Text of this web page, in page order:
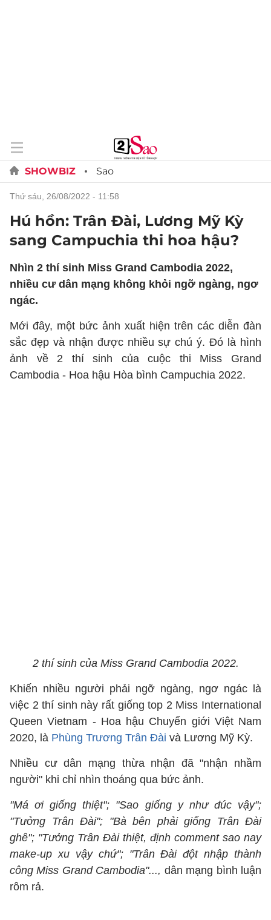
SHOWBIZ Sao
thứ sáu, 26/08/2022 - 11:58
Hú hồn: Trân Đài, Lương Mỹ Kỳ
sang Campuchia thi hoa hậu?
Nhìn 2 thí sinh Miss Grand Cambodia 2022,
nhiều cư dân mạng không khỏi ngỡ ngàng, ngơ
ngác.
Mới đây, một bức ảnh xuất hiện trên các diễn đàn
sắc đẹp và nhận được nhiều sự chú ý. Đó là hình
ảnh về 2 thí sinh của cuộc thi Miss Grand
Cambodia - Hoa hậu Hòa bình Campuchia 2022.
2 thí sinh của Miss Grand Cambodia 2022.
Khiến nhiều người phải ngỡ ngàng, ngơ ngác là
việc 2 thí sinh này rất giống top 2 Miss International
Queen Vietnam - Hoa hậu Chuyển giới Việt Nam
2020, là Phùng Trương Trân Đài và Lương Mỹ Kỳ.
Nhiều cư dân mạng thừa nhận đã "nhận nhầm
người" khi chỉ nhìn thoáng qua bức ảnh.
"Má ơi giống thiệt"; "Sao giống y như đúc vậy";
"Tưởng Trân Đài"; "Bà bên phải giống Trân Đài
ghê"; "Tưởng Trân Đài thiệt, định comment sao nay
make-up xu vậy chứ"; "Trân Đài đột nhập thành
công Miss Grand Cambodia"..., dân mạng bình luận
rôm rả.